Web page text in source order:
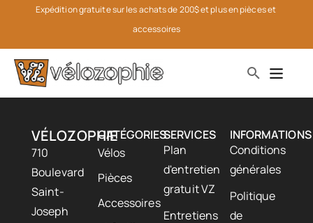
Expédition gratuite sur les achats de 200$ et plus en pièces et
accessoires
VÉLOZOPHIE
710
Boulevard
Saint-
Joseph
CATÉGORIES
Vélos
Pièces
Accessoires
SERVICES
Plan
d'entretien
gratuit VZ
Entretiens
INFORMATIONS
Conditions
générales
Politique
de